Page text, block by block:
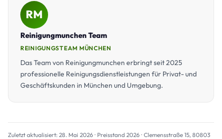
RM
Reinigungmunchen Team
REINIGUNGSTEAM MÜNCHEN
Das Team von Reinigungmunchen erbringt seit 2025
professionelle Reinigungsdienstleistungen für Privat- und
Geschäftskunden in München und Umgebung.
Zuletzt aktualisiert: 28. Mai 2026 · Preisstand 2026 · Clemensstraße 15, 80803